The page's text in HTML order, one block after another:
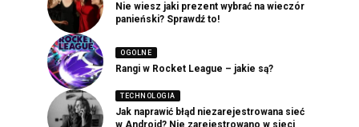
Nie wiesz jaki prezent wybrać na wieczór
panieński? Sprawdź to!
OGOLNE
Rangi w Rocket League – jakie są?
TECHNOLOGIA
Jak naprawić błąd niezarejestrowana sieć